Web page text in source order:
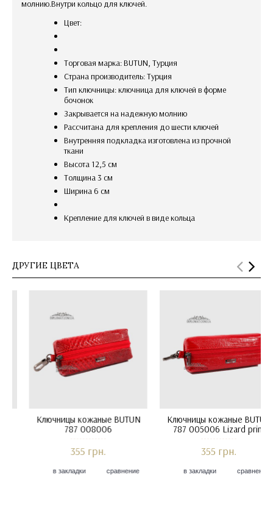
молнию.Внутри кольцо для ключей.
Цвет:
Торговая марка: BUTUN, Турция
Страна производитель: Турция
Тип ключницы: ключница для ключей в форме
бочонок
закрывается на надежную молнию
рассчитана для крепления до шести ключей
внутренняя подкладка изготовлена из прочной
ткани
Высота 12,5 см
Толщина 3 см
Ширина 6 см
крепление для ключей в виде кольца
ДРУГИЕ ЦВЕТА
Ключницы кожаные BUTUN
787 004001 Floater Black
355 грн.
сравнение
Ключницы кожаные BUTUN
787 008006
355 грн.
сравнение